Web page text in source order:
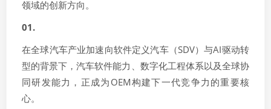
领域的创新方向。
01.
在全球汽车产业加速向软件定义汽车（SDV）与AI驱动转
型的背景下，汽车软件能力、数字化工程体系以及全球协
同研发能力，正成为OEM构建下一代竞争力的重要核
心。